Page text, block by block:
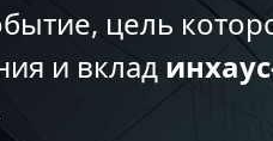
цель
и вклад